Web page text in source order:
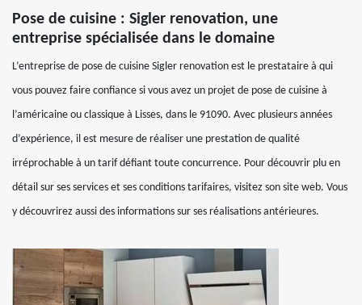
Pose de cuisine : Sigler renovation, une
entreprise spécialisée dans le domaine
L’entreprise de pose de cuisine Sigler renovation est le prestataire à qui
vous pouvez faire confiance si vous avez un projet de pose de cuisine à
l’américaine ou classique à Lisses, dans le 91090. Avec plusieurs années
d’expérience, il est mesure de réaliser une prestation de qualité
irréprochable à un tarif défiant toute concurrence. Pour découvrir plu en
détail sur ses services et ses conditions tarifaires, visitez son site web. Vous
y découvrirez aussi des informations sur ses réalisations antérieures.